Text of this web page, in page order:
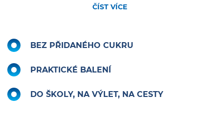
ČÍST VÍCE
BEZ PŘIDANÉHO CUKRU
PRAKTICKÉ BALENÍ
DO ŠKOLY, NA VÝLET, NA CESTY